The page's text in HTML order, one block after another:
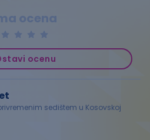
ocena
ocenu
sedištem u Kosovskoj